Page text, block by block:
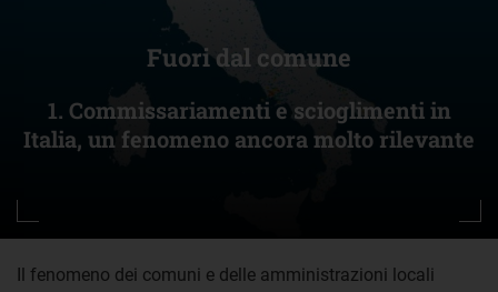
Fuori dal comune
1. Commissariamenti e scioglimenti in
Italia, un fenomeno ancora molto rilevante
Il fenomeno dei comuni e delle amministrazioni locali